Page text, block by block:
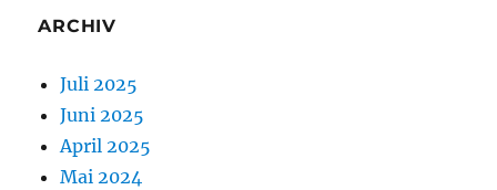
ARCHIV
Juli 2025
Juni 2025
April 2025
Mai 2024